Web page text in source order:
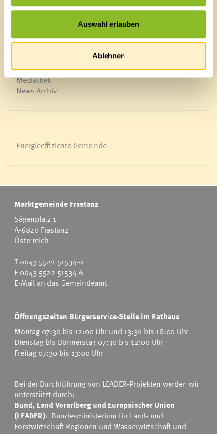
Auswahl erlauben
Ablehnen
Schnellzugriff
Veröffentlichungsportal
Blackout
Veranstaltungskalender
Mediathek
News Archiv
Energieeffiziente Gemeinde
Marktgemeinde Frastanz
Sägenplatz 1
A-6820 Frastanz
Österreich
T0043 5522 51534-0
F 0043 5522 51534-6
E-Mail an das Gemeindeamt
Öffnungszeiten Bürgerservice-Stelle im Rathaus
Montag 07:30 bis 12:00 Uhr und 13:30 bis 18:00 Uhr
Dienstag bis Donnerstag 07:30 bis 12:00 Uhr
Freitag 07:30 bis 13:00 Uhr
Bei der Durchführung von LEADER-Projekten werden wir
unterstützt durch:
Bund, Land Vorarlberg und Europäischer Union
(LEADER): Bundesministerium für Land- und
Forstwirtschaft Regionen und Wasserwirtschaft und